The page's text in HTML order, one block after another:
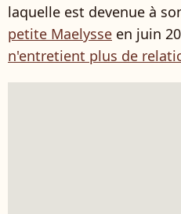
laquelle est devenue à
petite Maelysse en juin
n'entretient plus de